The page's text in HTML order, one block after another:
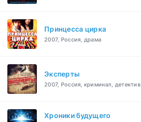
Принцесса цирка
2007, Россия, драма
Эксперты
2007, Россия, криминал, детектив
Хроники будущего